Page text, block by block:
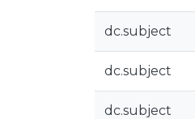
dc.subject
dc.subject
dc.subject